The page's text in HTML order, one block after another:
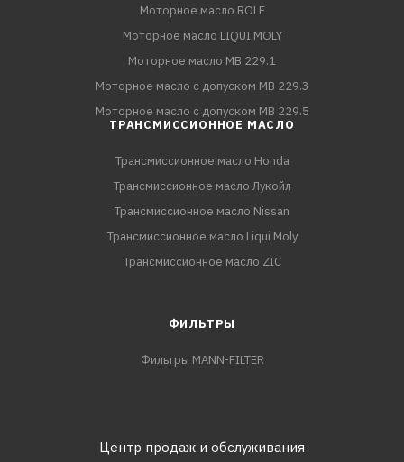
Моторное масло ROLF
Моторное масло LIQUI MOLY
Моторное масло MB 229.1
Моторное масло с допуском MB 229.3
Моторное масло с допуском MB 229.5
ТРАНСМИССИОННОЕ МАСЛО
Трансмиссионное масло Honda
Трансмиссионное масло Лукойл
Трансмиссионное масло Nissan
Трансмиссионное масло Liqui Moly
Трансмиссионное масло ZIC
ФИЛЬТРЫ
Фильтры MANN-FILTER
Центр продаж и обслуживания